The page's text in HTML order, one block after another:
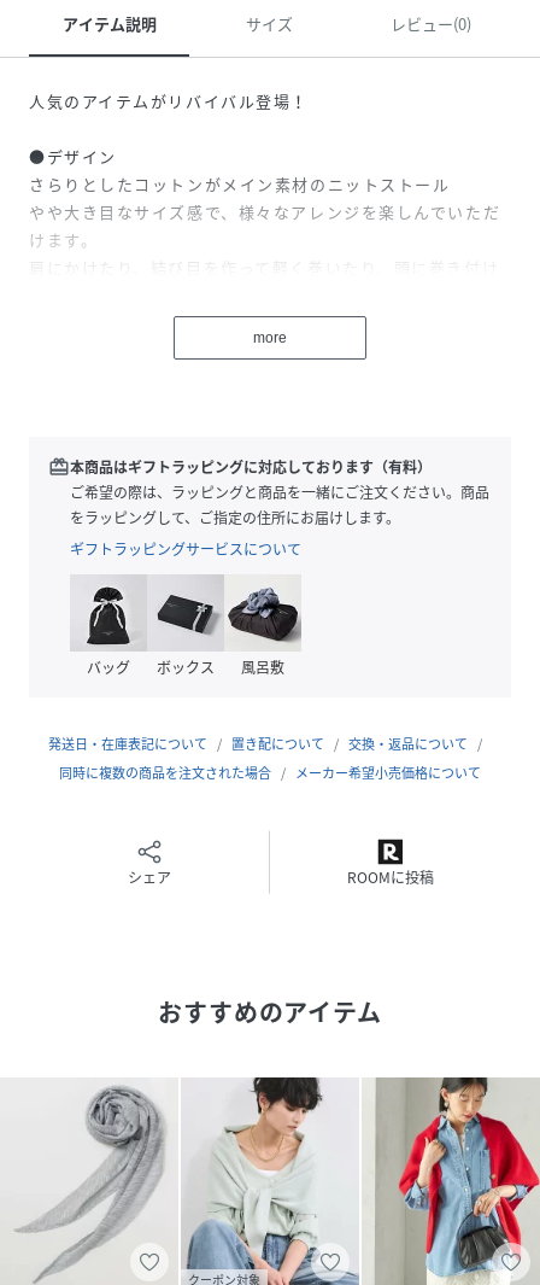
アイテム説明 サイズ レビュー(0)
人気のアイテムがリバイバル登場！
●デザイン
さらりとしたコットンがメイン素材のニットストール
やや大き目なサイズ感で、様々なアレンジを楽しんでいただ
けます。
肩にかけたり、結び目を作って軽く巻いたり、頭に巻き付け
いつものコーディネートにプラスするだけでこなれた印象
好評につきライトグレー、サックスブルー、イエローが仲間
入り！
※同じデザインで春夏素材の【A・MONN(アモン)】
SUMMERサンカクストールもございます。
●サイズ
縦：66㎝ 横：174㎝ 斜め：105
綿 95％ 毛 5％
ほんの少し加えただけで その姿こそ見せなくても 香り、味
されるスパイスのような
START。
------------------------------------------------------------
--------------------
【お買い物をもっと便利に楽しく♪】
『♡』をクリックでお気に入り登録
more
redeem本商品はギフトラッピングに対応しております（有料）
ご希望の際は、ラッピングと商品を一緒にご注文ください。商品
をラッピングして、ご指定の住所にお届けします。
ギフトラッピングサービスについて
バッグ ボックス 風呂敷
発送日・在庫表記について 置き配について
交換・返品について
同時に複数の商品を注文された場合
メーカー希望小売価格について
シェア ROOMに投稿
おすすめのアイテム
クーポン対象